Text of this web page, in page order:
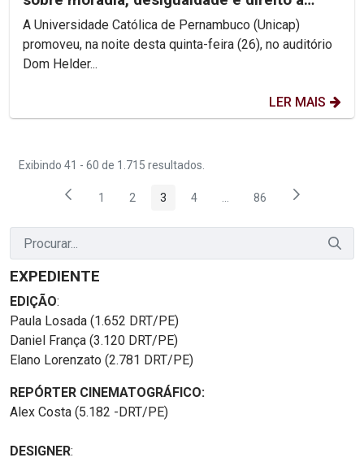
cidade
A Universidade Católica de Pernambuco (Unicap)
promoveu, na noite desta quinta-feira (26), no auditório
Dom Helder...
LER MAIS
Exibindo 41 - 60 de 1.715 resultados.
Página
1 Página
2 Página
3 Página
4 ...Páginas intermediárias
Página
86
EXPEDIENTE
EDIÇÃO:
Paula Losada (1.652 DRT/PE)
Daniel França (3.120 DRT/PE)
Elano Lorenzato (2.781 DRT/PE)
REPÓRTER CINEMATOGRÁFICO:
Alex Costa (5.182 -DRT/PE)
DESIGNER: